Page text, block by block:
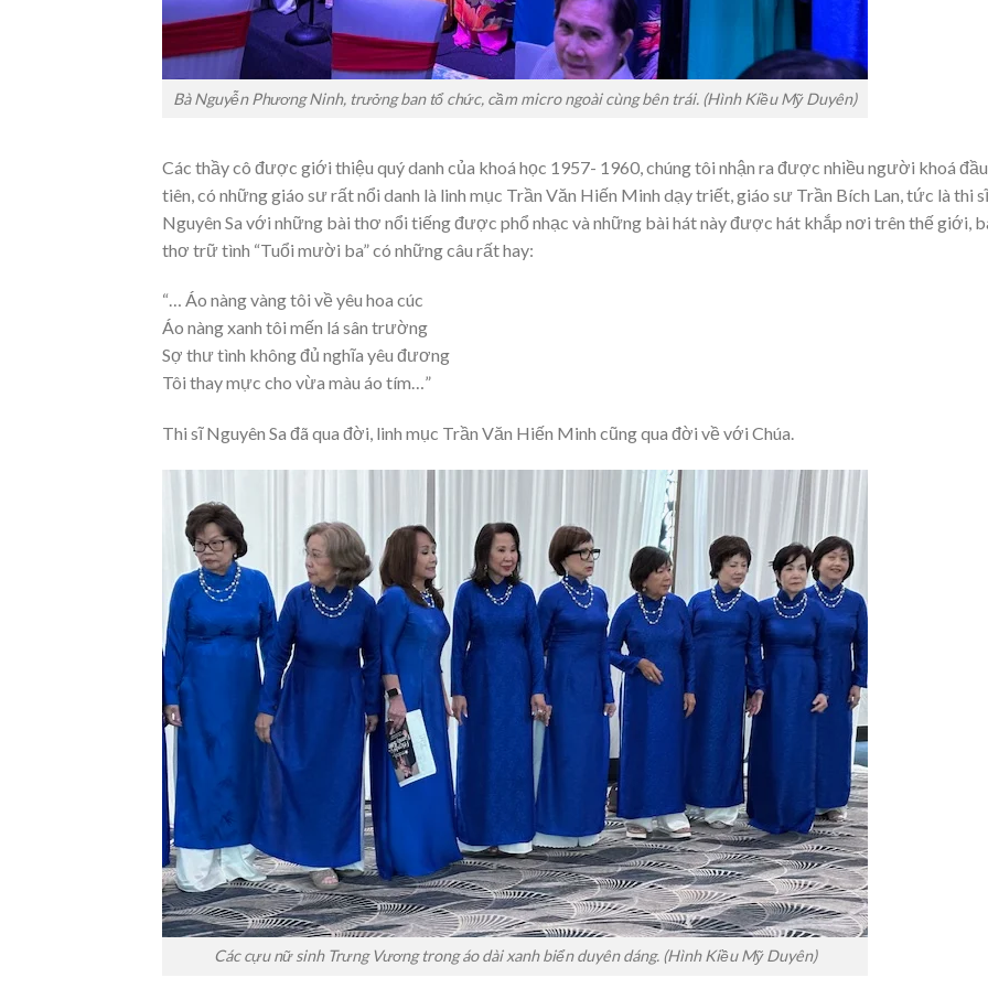
Bà Nguyễn Phương Ninh, trưởng ban tổ chức, cầm micro ngoài cùng bên trái. (Hình Kiều Mỹ Duyên)
Các thầy cô được giới thiệu quý danh của khoá học 1957- 1960, chúng tôi nhận ra được nhiều người khoá đầu
tiên, có những giáo sư rất nổi danh là linh mục Trần Văn Hiến Minh dạy triết, giáo sư Trần Bích Lan, tức là thi sĩ
Nguyên Sa với những bài thơ nổi tiếng được phổ nhạc và những bài hát này được hát khắp nơi trên thế giới,
thơ trữ tình “Tuổi mười ba” có những câu rất hay:
“… Áo nàng vàng tôi về yêu hoa cúc
Áo nàng xanh tôi mến lá sân trường
Sợ thư tình không đủ nghĩa yêu đương
Tôi thay mực cho vừa màu áo tím…”
Thi sĩ Nguyên Sa đã qua đời, linh mục Trần Văn Hiến Minh cũng qua đời về với Chúa.
Các cựu nữ sinh Trưng Vương trong áo dài xanh biển duyên dáng. (Hình Kiều Mỹ Duyên)